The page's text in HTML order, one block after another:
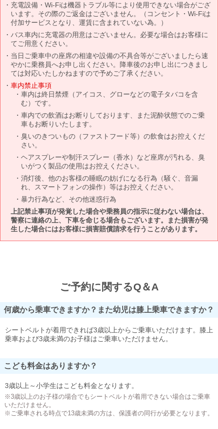
充電設備・Wi-Fiは機器トラブル等により使用できない場合がござ
います。その際のご返金はございません。（コンセント・Wi-Fiは
付加サービスとなり、運賃に含まれていない為。）
バス車内に充電器の用意はございません。必要な場合はお客様に
てご用意ください。
当日ご乗車中の座席の相違や設備の不具合等がございましたら速
やかに乗務員へお申し出ください。降車後のお申し出につきまし
ては対応いたしかねますので予めご了承ください。
車内禁止事項
車内は終日禁煙（アイコス、グローなどの電子タバコを含
む）です。
車内での飲酒はお断りしております、また泥酔状態でのご乗
車もお断りいたします。
臭いのきついもの（ファストフード等）の飲食はお控えくだ
さい。
ヘアスプレーや制汗スプレー（香水）など座席が汚れる、臭
いがつく製品の使用はお控えください。
消灯後、他のお客様の睡眠の妨げになる行為（騒ぐ、音漏
れ、スマートフォンの操作）等はお控えください。
暴力行為など、その他迷惑行為
上記禁止事項が発覚した場合や乗務員の指示に従わない場合は、
警察に連絡の上、下車を命じる場合もございます。また損害が発
生した場合にはお客様に損害賠償請求を行うことがあります。
ご予約に関するQ＆A
何歳から乗車できますか？また幼児は膝上乗車できますか？
シートベルトが着用できれば3歳以上からご乗車いただけます。膝上
乗車および3歳未満のお子様はご乗車いただけません。
こども料金はありますか？
3歳以上～小学生はこども料金となります。
※3歳以上のお子様の場合でもシートベルトが着用できない場合はご乗車
いただけません。
※ご乗車される時点で13歳未満の方は、保護者の同行が必要となります。